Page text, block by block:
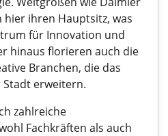
hier ihren Hauptsitz, was
für Innovation und
hinaus florieren auch die
Branchen, die das
erweitern.
zahlreiche
Fachkräften als auch